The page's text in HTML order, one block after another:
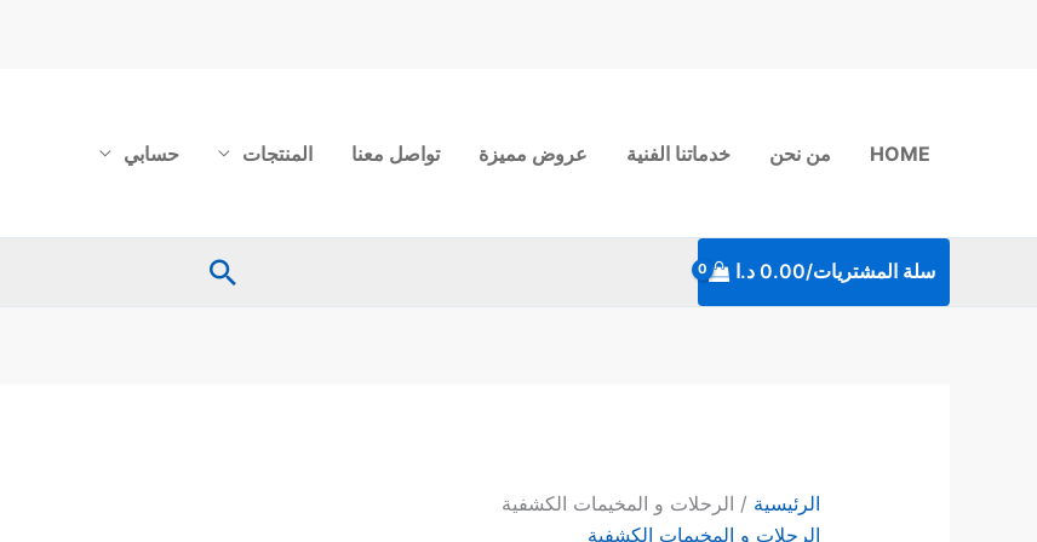
HOME من نحن خدماتنا الفنية عروض مميزة تواصل معنا المنتجات حسابي
سلة المشتريات/0.00 د.ا البحث
الرئيسية / الرحلات و المخيمات الكشفية
الرحلات و المخيمات الكشفية